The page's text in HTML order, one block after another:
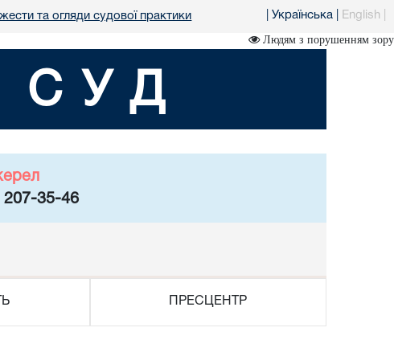
та огляди судової практики Українська English
Людям з порушенням зору
207-35-46
ПРЕСЦЕНТР